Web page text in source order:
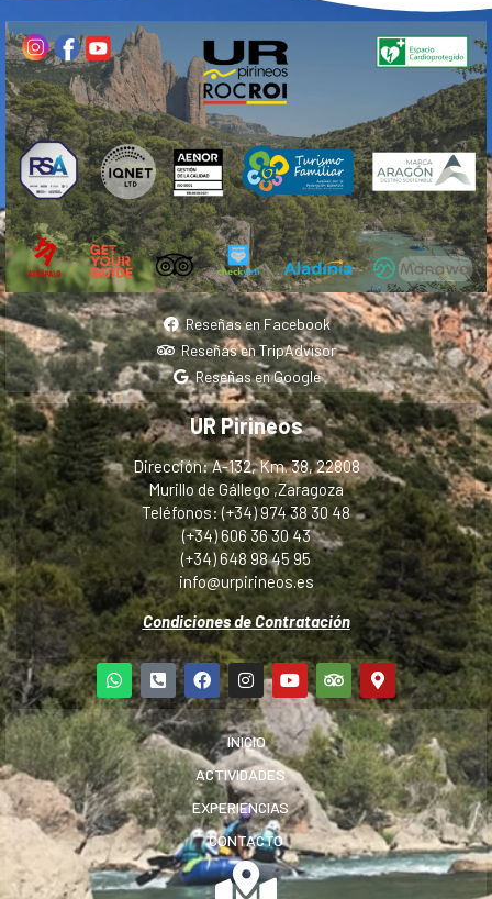
Reseñas en Facebook
Reseñas en TripAdvisor
Reseñas en Google
UR Pirineos
Dirección: A-132, Km. 38, 22808
Murillo de Gállego ,Zaragoza
Teléfonos: (+34) 974 38 30 48
(+34) 606 36 30 43
(+34) 648 98 45 95
info@urpirineos.es
Condiciones de Contratación
INICIO
ACTIVIDADES
EXPERIENCIAS
CONTACTO